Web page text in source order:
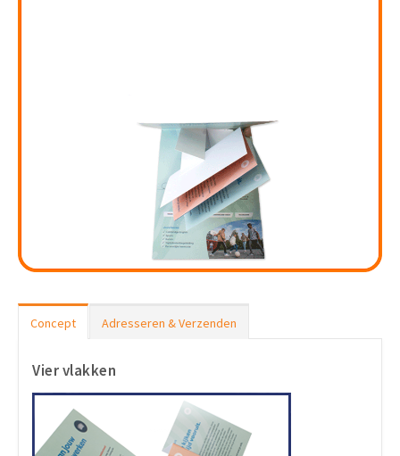
Concept Adresseren & Verzenden
Vier vlakken